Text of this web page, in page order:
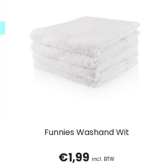
Funnies Washand Wit
€1,99 incl. BTW